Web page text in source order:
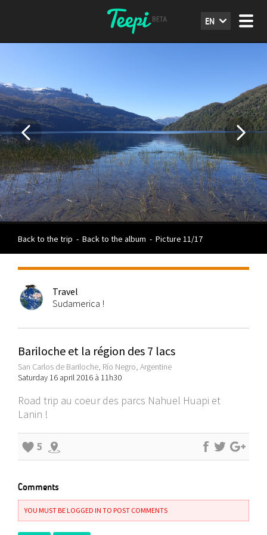
EN
Back to the trip - Back to the album - Picture 11/17
Travel
Sudamerica !
Bariloche et la région des 7 lacs
San Carlos de Bariloche, Río Negro, Argentine
Saturday 16 april 2016 à 11h30
Road trip au coeur des parcs Nahuel Huapi et
Lanin !
5
Comments
YOU MUST BE LOGGED IN TO POST COMMENTS